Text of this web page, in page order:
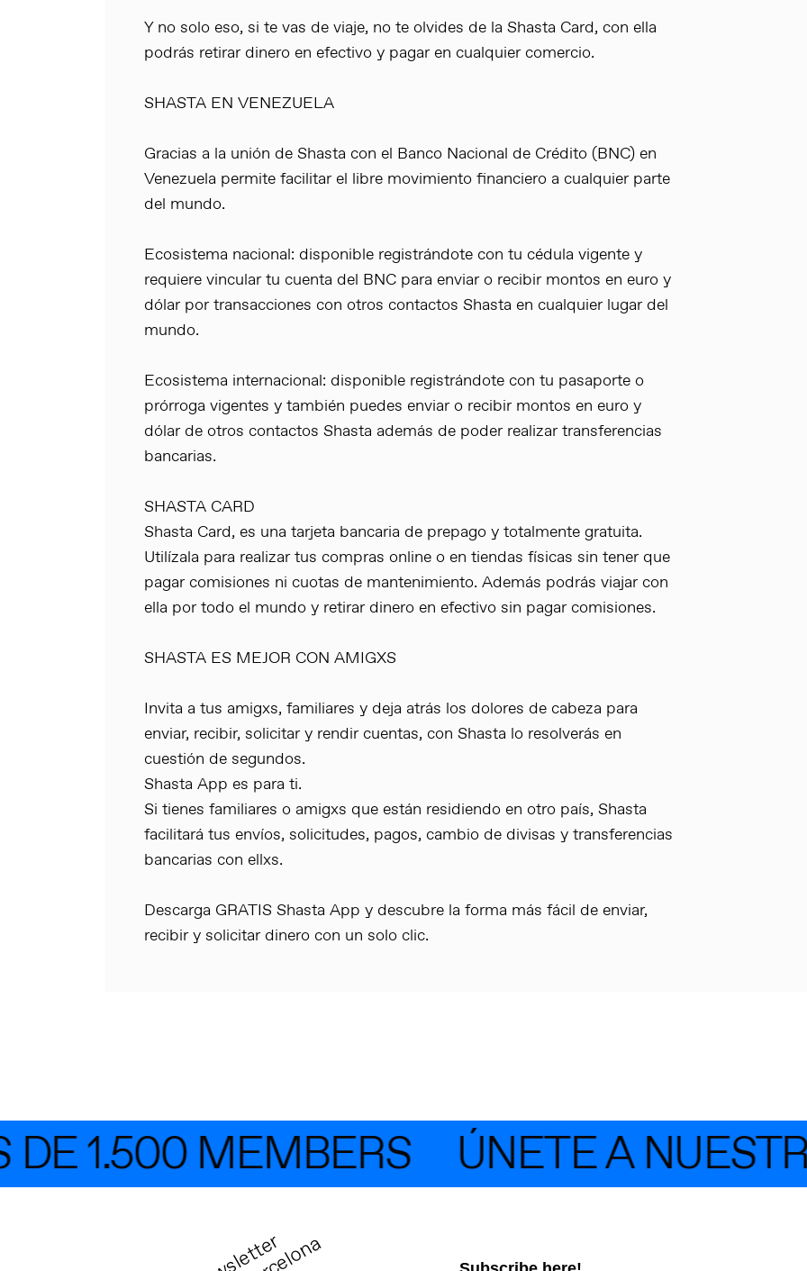
Y no solo eso, si te vas de viaje, no te olvides de la Shasta Card, con ella
podrás retirar dinero en efectivo y pagar en cualquier comercio.
SHASTA EN VENEZUELA
Gracias a la unión de Shasta con el Banco Nacional de Crédito (BNC) en
Venezuela permite facilitar el libre movimiento financiero a cualquier parte
del mundo.
Ecosistema nacional: disponible registrándote con tu cédula vigente y
requiere vincular tu cuenta del BNC para enviar o recibir montos en euro y
dólar por transacciones con otros contactos Shasta en cualquier lugar del
mundo.
Ecosistema internacional: disponible registrándote con tu pasaporte o
prórroga vigentes y también puedes enviar o recibir montos en euro y
dólar de otros contactos Shasta además de poder realizar transferencias
bancarias.
SHASTA CARD
Shasta Card, es una tarjeta bancaria de prepago y totalmente gratuita.
Utilízala para realizar tus compras online o en tiendas físicas sin tener que
pagar comisiones ni cuotas de mantenimiento. Además podrás viajar con
ella por todo el mundo y retirar dinero en efectivo sin pagar comisiones.
SHASTA ES MEJOR CON AMIGXS
Invita a tus amigxs, familiares y deja atrás los dolores de cabeza para
enviar, recibir, solicitar y rendir cuentas, con Shasta lo resolverás en
cuestión de segundos.
Shasta App es para ti.
Si tienes familiares o amigxs que están residiendo en otro país, Shasta
facilitará tus envíos, solicitudes, pagos, cambio de divisas y transferencias
bancarias con ellxs.
Descarga GRATIS Shasta App y descubre la forma más fácil de enviar,
recibir y solicitar dinero con un solo clic.
1.500 MEMBERS ÚNETE A